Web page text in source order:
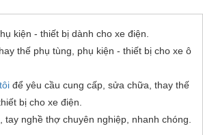
kiện - thiết bị dành cho xe điện.
thế phụ tùng, phụ kiện - thiết bị cho xe ô
để yêu cầu cung cấp, sửa chữa, thay thế
bị cho xe điện.
tay nghề thợ chuyên nghiệp, nhanh chóng.